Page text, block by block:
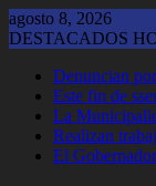
Saltar
al
agosto 8, 2026
DESTACADOS
Denuncian
Este fin de
La
Realizan
El